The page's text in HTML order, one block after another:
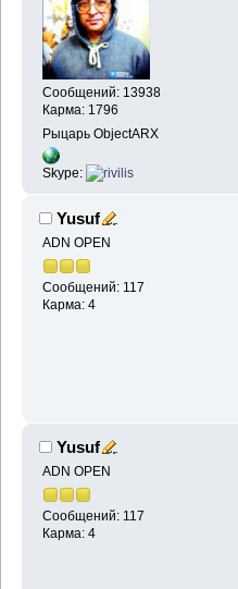
Сообщений: 13938
Карма: 1796
Рыцарь ObjectARX
Skype:
Yusuf
ADN OPEN
Сообщений: 117
Карма: 4
Yusuf
ADN OPEN
Сообщений: 117
Карма: 4